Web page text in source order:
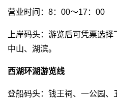
营业时间：8：00～17：00
上岸码头：游览后可凭票选
中山、湖滨。
西湖环湖游览线
登船码头：钱王祠、一公园、